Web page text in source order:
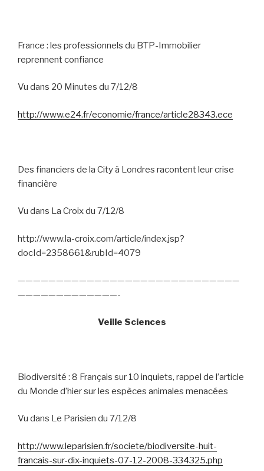
France : les professionnels du BTP-Immobilier
reprennent confiance
Vu dans 20 Minutes du 7/12/8
http://www.e24.fr/economie/france/article28343.ece
Des financiers de la City à Londres racontent leur crise
financière
Vu dans La Croix du 7/12/8
http://www.la-croix.com/article/index.jsp?
docId=2358661&rubId=4079
—————————————————————————————
—————————————-
Veille Sciences
Biodiversité : 8 Français sur 10 inquiets, rappel de l’article
du Monde d’hier sur les espèces animales menacées
Vu dans Le Parisien du 7/12/8
http://www.leparisien.fr/societe/biodiversite-huit-
francais-sur-dix-inquiets-07-12-2008-334325.php